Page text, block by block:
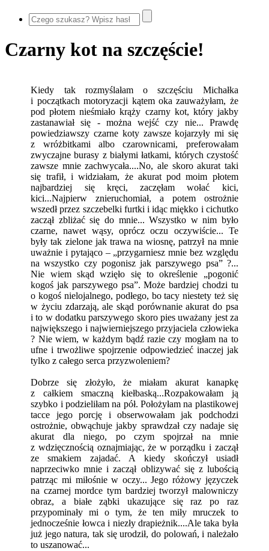
Czarny kot na szczęście!
Kiedy tak rozmyślałam o szczęściu Michałka
i początkach motoryzacji kątem oka zauważyłam, że
pod płotem nieśmiało krąży czarny kot, który jakby
zastanawiał się - można wejść czy nie... Prawdę
powiedziawszy czarne koty zawsze kojarzyły mi się
z wróżbitkami albo czarownicami, preferowałam
zwyczajne burasy z białymi łatkami, których czystość
zawsze mnie zachwycała....No, ale skoro akurat taki
się trafił, i widziałam, że akurat pod moim płotem
najbardziej się kręci, zaczęłam wołać kici,
kici...Najpierw znieruchomiał, a potem ostrożnie
wszedł przez szczebelki furtki i idąc miękko i cichutko
zaczął zbliżać się do mnie... Wszystko w nim było
czarne, nawet wąsy, oprócz oczu oczywiście... Te
były tak zielone jak trawa na wiosnę, patrzył na mnie
uważnie i pytająco – „przygarniesz mnie bez względu
na wszystko czy pogonisz jak parszywego psa” ?...
Nie wiem skąd wzięło się to określenie „pogonić
kogoś jak parszywego psa”. Może bardziej chodzi tu
o kogoś nielojalnego, podłego, bo tacy niestety też się
w życiu zdarzają, ale skąd porównanie akurat do psa
i to w dodatku parszywego skoro pies uważany jest za
największego i najwierniejszego przyjaciela człowieka
? Nie wiem, w każdym bądź razie czy mogłam na to
ufne i trwożliwe spojrzenie odpowiedzieć inaczej jak
tylko z całego serca przyzwoleniem?
Dobrze się złożyło, że miałam akurat kanapkę
z całkiem smaczną kiełbaską...Rozpakowałam ją
szybko i podzieliłam na pół. Położyłam na plastikowej
tacce jego porcję i obserwowałam jak podchodzi
ostrożnie, obwąchuje jakby sprawdzał czy nadaje się
akurat dla niego, po czym spojrzał na mnie
z wdzięcznością oznajmiając, że w porządku i zaczął
ze smakiem zajadać. A kiedy skończył usiadł
naprzeciwko mnie i zaczął oblizywać się z lubością
patrząc mi miłośnie w oczy... Jego różowy języczek
na czarnej mordce tym bardziej tworzył malowniczy
obraz, a białe ząbki ukazujące się raz po raz
przypominały mi o tym, że ten miły mruczek to
jednocześnie łowca i niezły drapieżnik....Ale taka była
już jego natura, tak się urodził, do polowań, i należało
to uszanować...